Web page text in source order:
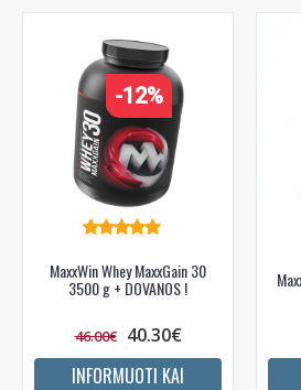
-12%
MaxxWin Whey MaxxGain 30
3500 g + DOVANOS !
46.00€ 40.30€
INFORMUOTI KAI
Gauti pasiūlymus ir nuolaidas
Sužinoti, kaip mes apsaugome ir tvarkome Jūsų
perskaitę mūsų privatumo politikos sąlygas.